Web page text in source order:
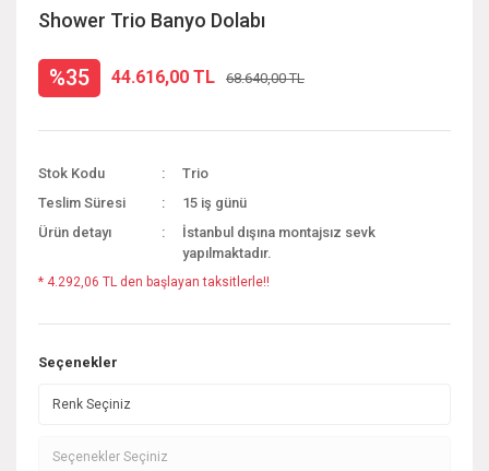
Shower Trio Banyo Dolabı
%35 44.616,00 TL 68.640,00 TL
Stok Kodu
Trio
Teslim Süresi
15 iş günü
Ürün detayı
İstanbul dışına montajsız sevk
yapılmaktadır.
* 4.292,06 TL den başlayan taksitlerle!!
Seçenekler